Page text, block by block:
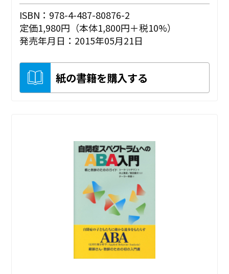
ISBN：978-4-487-80876-2
定価1,980円（本体1,800円＋税10%）
発売年月日：2015年05月21日
紙の書籍を購入する